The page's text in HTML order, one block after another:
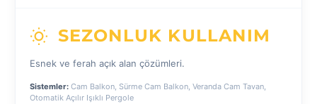
SEZONLUK KULLANIM
Esnek ve ferah açık alan çözümleri.
Sistemler: Cam Balkon, Sürme Cam Balkon, Veranda Cam Tavan,
Otomatik Açılır Işıklı Pergole